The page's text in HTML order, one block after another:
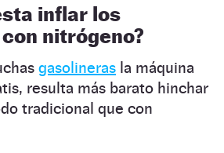
inflar los
nitrógeno?
gasolineras la máquina
resulta más barato hinchar
tradicional que con